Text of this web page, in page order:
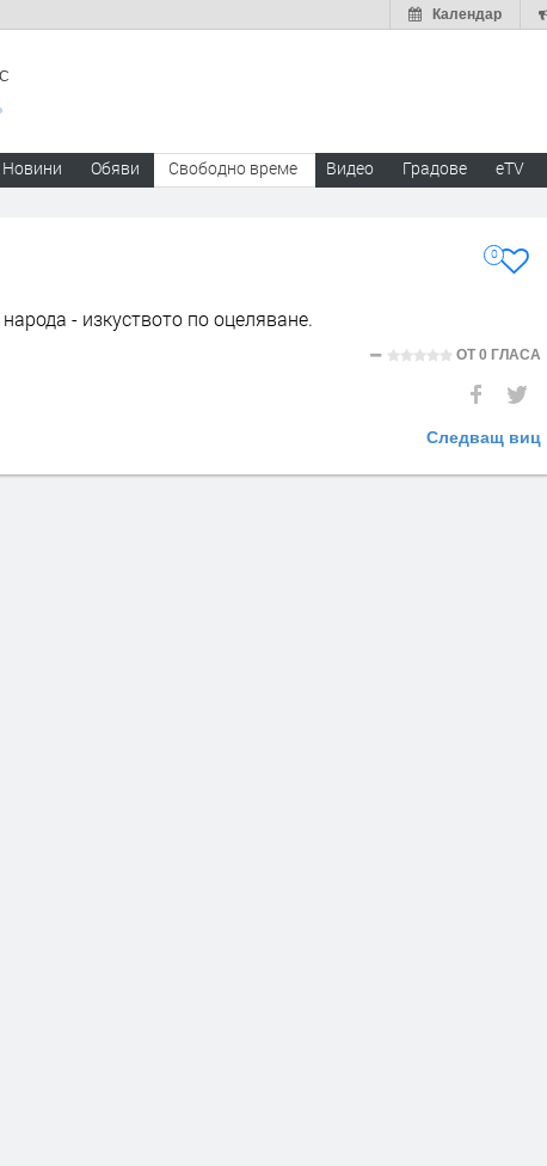
Календар
Новини Обяви Свободно време Видео Градове eTV
0
- изкуството по оцеляване.
ОТ0 ГЛАСА
Следващ виц